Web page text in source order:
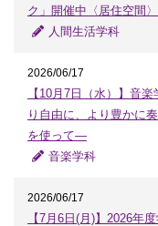
ク」開催中〈居住空間〉
人間生活学科
2026/06/17
【10月7日（水）】音
り自由に、より豊かに
を使って―
音楽学科
2026/06/17
【7月6日(月)】2026年